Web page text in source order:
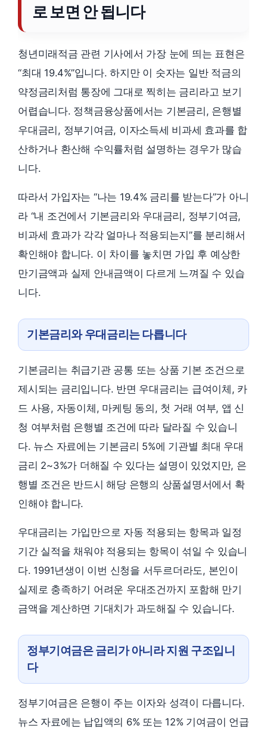
로 보면 안 됩니다
청년미래적금 관련 기사에서 가장 눈에 띄는 표현은
“최대 19.4%”입니다. 하지만 이 숫자는 일반 적금의
약정금리처럼 통장에 그대로 찍히는 금리라고 보기
어렵습니다. 정책금융상품에서는 기본금리, 은행별
우대금리, 정부기여금, 이자소득세 비과세 효과를 합
산하거나 환산해 수익률처럼 설명하는 경우가 많습
니다.
따라서 가입자는 “나는 19.4% 금리를 받는다”가 아니
라 “내 조건에서 기본금리와 우대금리, 정부기여금,
비과세 효과가 각각 얼마나 적용되는지”를 분리해서
확인해야 합니다. 이 차이를 놓치면 가입 후 예상한
만기금액과 실제 안내금액이 다르게 느껴질 수 있습
니다.
기본금리와 우대금리는 다릅니다
기본금리는 취급기관 공통 또는 상품 기본 조건으로
제시되는 금리입니다. 반면 우대금리는 급여이체, 카
드 사용, 자동이체, 마케팅 동의, 첫 거래 여부, 앱 신
청 여부처럼 은행별 조건에 따라 달라질 수 있습니
다. 뉴스 자료에는 기본금리 5%에 기관별 최대 우대
금리 2~3%가 더해질 수 있다는 설명이 있었지만, 은
행별 조건은 반드시 해당 은행의 상품설명서에서 확
인해야 합니다.
우대금리는 가입만으로 자동 적용되는 항목과 일정
기간 실적을 채워야 적용되는 항목이 섞일 수 있습니
다. 1991년생이 이번 신청을 서두르더라도, 본인이
실제로 충족하기 어려운 우대조건까지 포함해 만기
금액을 계산하면 기대치가 과도해질 수 있습니다.
정부기여금은 금리가 아니라 지원 구조입니
다
정부기여금은 은행이 주는 이자와 성격이 다릅니다.
뉴스 자료에는 납입액의 6% 또는 12% 기여금이 언급